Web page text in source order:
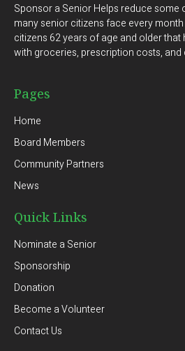
Sponsor a Senior Helps reduce some
many senior citizens face every
citizens 62 years of age and older
with groceries, prescription costs, and
Pages
Home
Board Members
Community Partners
News
Quick Links
Nominate a Senior
Sponsorship
Donation
Become a Volunteer
Contact Us